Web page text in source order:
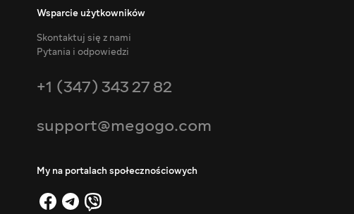
Wsparcie użytkowników
Skontaktuj się z nami
Pytania i odpowiedzi
+1 (347) 343 27 82
support@megogo.com
My na portalach społecznościowych